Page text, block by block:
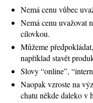
Nemá cenu vůbec
Nemá cenu uvažovat
cílovkou.
Můžeme
například stavět
Slovy “online”,
Naopak vzroste na
chatu někde daleko v